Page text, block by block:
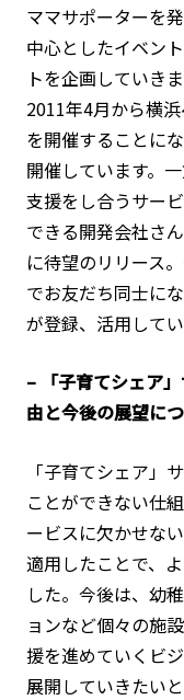
ママサポーターを
中心としたイベン
トを企画していきま
2011年4月から横
を開催することに
開催しています。
支援をし合うサー
できる開発会社さ
に待望のリリース
でお友だち同士に
が登録、活用して
– 「子育てシェア
由と今後の展望に
「子育てシェア」
ことができない仕
ービスに欠かせな
適用したことで、
した。今後は、幼
ョンなど個々の施
援を進めていくビ
展開していきたいと